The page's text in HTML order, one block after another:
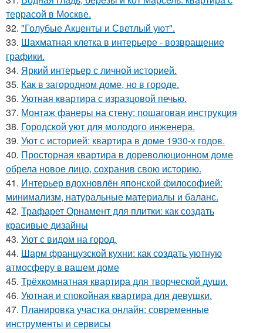
террасой в Москве.
32. "Голубые Акценты и Светлый уют".
33. Шахматная клетка в интерьере - возвращение
графики.
34. Яркий интерьер с личной историей.
35. Как в загородном доме, но в городе.
36. Уютная квартира с изразцовой печью.
37. Монтаж фанеры на стену: пошаговая инструкция
38. Городской уют для молодого инженера.
39. Уют с историей: квартира в доме 1930-х годов.
40. Просторная квартира в дореволюционном доме
обрела новое лицо, сохранив свою историю.
41. Интерьер вдохновлён японской философией:
минимализм, натуральные материалы и баланс.
42. Трафарет Орнамент для плитки: как создать
красивые дизайны
43. Уют с видом на город.
44. Шарм французской кухни: как создать уютную
атмосферу в вашем доме
45. Трёхкомнатная квартира для творческой души.
46. Уютная и спокойная квартира для девушки.
47. Планировка участка онлайн: современные
инструменты и сервисы